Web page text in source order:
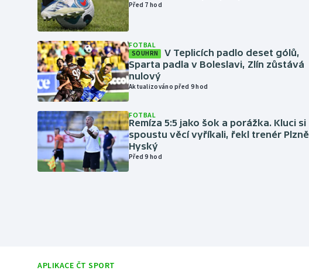
Před 7 hod
FOTBAL
SOUHRN
V Teplicích padlo deset gólů,
Sparta padla v Boleslavi, Zlín zůstává
nulový
Aktualizováno před 9 hod
FOTBAL
Remíza 5:5 jako šok a porážka. Kluci si
spoustu věcí vyříkali, řekl trenér Plzně
Hyský
Před 9 hod
APLIKACE ČT SPORT